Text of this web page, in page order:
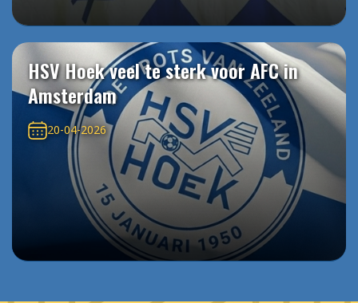
HSV Hoek veel te sterk voor AFC in
Amsterdam
20-04-2026